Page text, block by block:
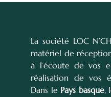
La société LOC
matériel de
à l’écoute de vos
réalisation de vos
Dans le Pays basque,